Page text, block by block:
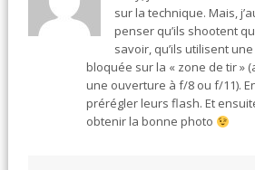
sur la technique. Mais,
penser qu’ils shootent
savoir, qu’ils utilisent
bloquée sur la « zone de tir »
une ouverture à f/8 ou f/11).
prérégler leurs flash. Et
obtenir la bonne photo